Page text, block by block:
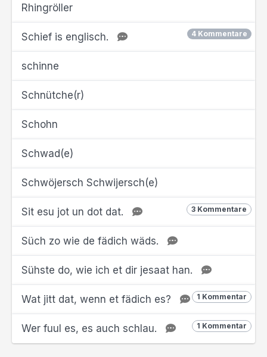
Rhingröller
4 Kommentare
Schief is englisch.
schinne
Schnütche(r)
Schohn
Schwad(e)
Schwöjersch Schwijersch(e)
3 Kommentare
Sit esu jot un dot dat.
Süch zo wie de fädich wäds.
Sühste do, wie ich et dir jesaat han.
1 Kommentar
Wat jitt dat, wenn et fädich es?
1 Kommentar
Wer fuul es, es auch schlau.